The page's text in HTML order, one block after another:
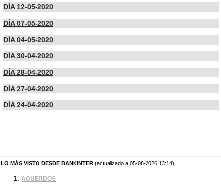
DÍA 12-05-2020
DÍA 07-05-2020
DÍA 04-05-2020
DÍA 30-04-2020
DÍA 28-04-2020
DÍA 27-04-2020
DÍA 24-04-2020
LO MÁS VISTO DESDE BANKINTER (actualizado a 05-08-2026 13:14)
ACUERDOS